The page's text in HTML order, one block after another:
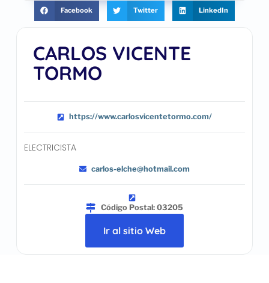
CARLOS VICENTE
TORMO
https://www.carlosvicentetormo.com/
ELECTRICISTA
carlos-elche@hotmail.com
Código Postal: 03205
Ir al sitio Web
Facebook Twitter LinkedIn